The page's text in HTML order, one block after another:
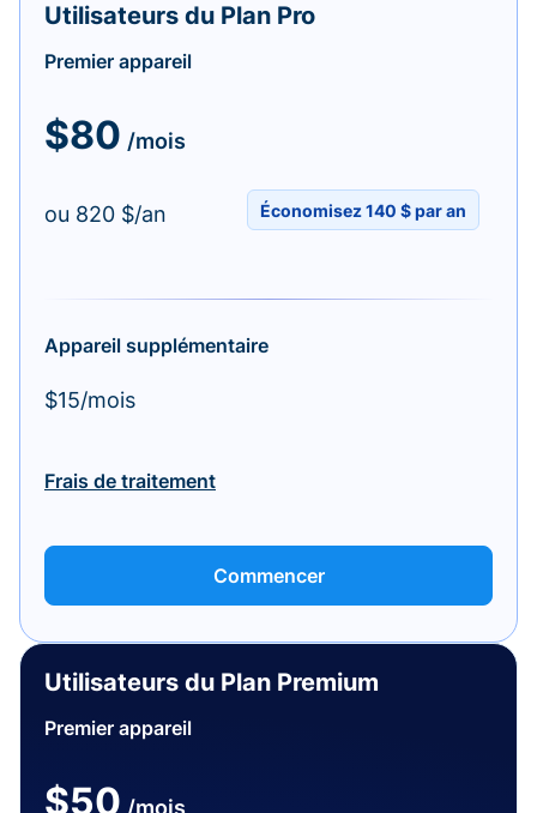
Utilisateurs du Plan Pro
Premier appareil
$80 /mois
ou 820 $/an Économisez 140 $ par an
Appareil supplémentaire
$15/mois
Frais de traitement
Commencer
Utilisateurs du Plan Premium
Premier appareil
$50 /mois